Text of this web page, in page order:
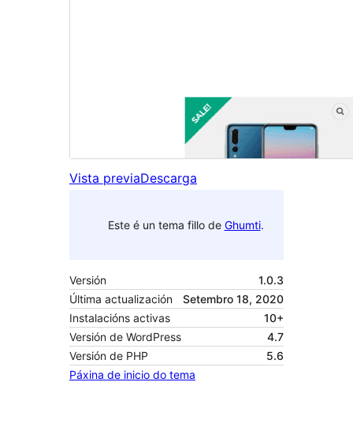
Vista previaDescarga
Este é un tema fillo de Ghumti.
Versión
1.0.3
Última actualización
Setembro 18, 2020
Instalacións activas
10+
Versión de WordPress
4.7
Versión de PHP
5.6
Páxina de inicio do tema